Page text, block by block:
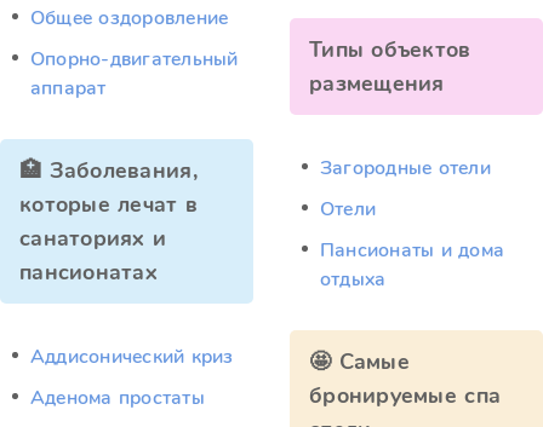
Общее оздоровление
Опорно-двигательный
аппарат
🏥 Заболевания,
которые лечат в
санаториях и
пансионатах
Аддисонический криз
Аденома простаты
Типы объектов
размещения
Загородные отели
Отели
Пансионаты и дома
отдыха
🤩 Самые
бронируемые спа